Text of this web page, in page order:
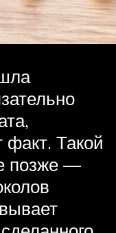
факт. Такой
позже —